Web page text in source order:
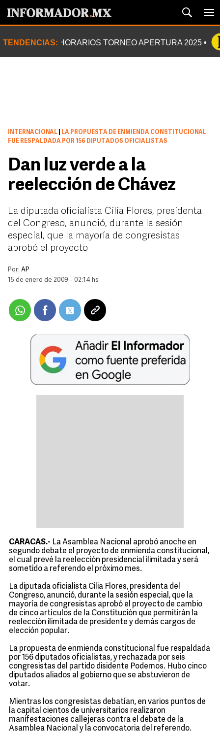
TENDENCIAS: HORARIOS TORNEO APERTURA 2025
INTERNACIONAL
LA PROPUESTA DE ENMIENDA CONSTITUCIONAL
FUE RESPALDADA POR 156 DIPUTADOS OFICIALISTAS
Dan luz verde a la
reelección de Chávez
La diputada oficialista Cilia Flores, presidenta
del Congreso, anunció, durante la sesión
especial, que la mayoría de congresistas
aprobó el proyecto
Por: AP
15 de enero de 2009 - 02:14 hs
CARACAS.- La Asamblea Nacional aprobó anoche en
segundo debate el proyecto de enmienda constitucional,
el cual prevé la reelección presidencial ilimitada y será
sometido a referendo el próximo mes.
La diputada oficialista Cilia Flores, presidenta del
Congreso, anunció, durante la sesión especial, que la
mayoría de congresistas aprobó el proyecto de cambio
de cinco artículos de la Constitución que permitirán la
reelección ilimitada de presidente y demás cargos de
elección popular.
La propuesta de enmienda constitucional fue respaldada
por 156 diputados oficialistas, y rechazada por seis
congresistas del partido disidente Podemos. Hubo cinco
diputados aliados al gobierno que se abstuvieron de
votar.
Mientras los congresistas debatían, en varios puntos de
la capital cientos de universitarios realizaron
manifestaciones callejeras contra el debate de la
Asamblea Nacional y la convocatoria del referendo.